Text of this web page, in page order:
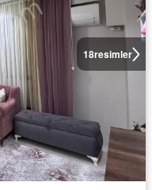
18resimler